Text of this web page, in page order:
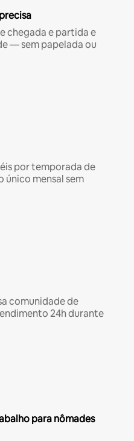
chegada e partida e
— sem papelada ou
por temporada de
único mensal sem
comunidade de
24h durante
para nômades